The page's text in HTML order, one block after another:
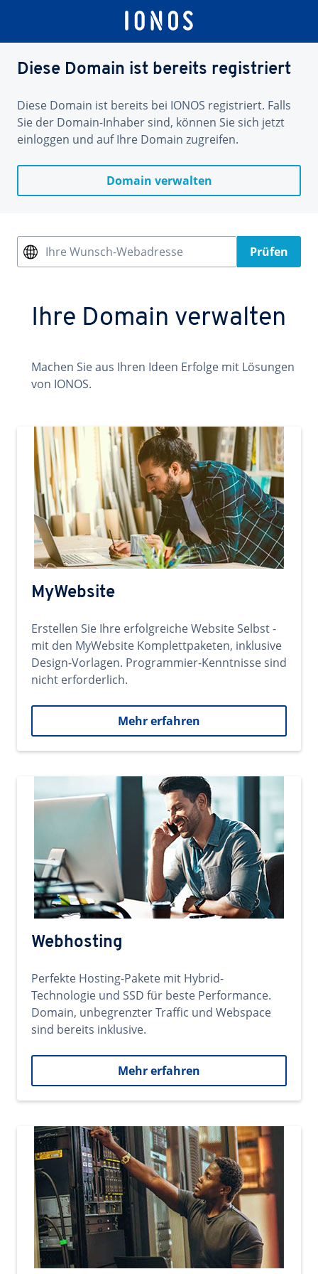
Diese Domain ist bereits registriert
Diese Domain ist bereits bei IONOS registriert. Falls
Sie der Domain-Inhaber sind, können Sie sich jetzt
einloggen und auf Ihre Domain zugreifen.
Domain verwalten
Ihre Wunsch-Webadresse Prüfen
Ihre Domain verwalten
Machen Sie aus Ihren Ideen Erfolge mit Lösungen
von IONOS.
MyWebsite
Erstellen Sie Ihre erfolgreiche Website Selbst -
mit den MyWebsite Komplettpaketen, inklusive
Design-Vorlagen. Programmier-Kenntnisse sind
nicht erforderlich.
Mehr erfahren
Webhosting
Perfekte Hosting-Pakete mit Hybrid-
Technologie und SSD für beste Performance.
Domain, unbegrenzter Traffic und Webspace
sind bereits inklusive.
Mehr erfahren